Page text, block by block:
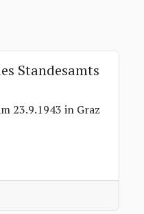
Standesamts
23.9.1943 in Graz